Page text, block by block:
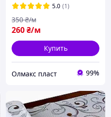
5.0 (1)
260₴/м
350 ₴/м
Купить
Олмакс пласт 99%